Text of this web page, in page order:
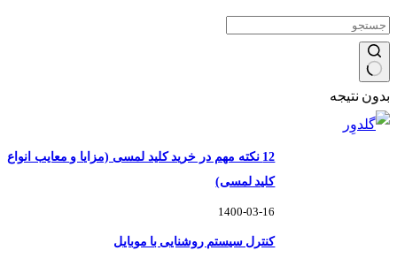
بدون نتیجه
12 نکته مهم در خرید کلید لمسی (مزایا و معایب انواع
کلید لمسی)
1400-03-16
کنترل سیستم روشنایی با موبایل